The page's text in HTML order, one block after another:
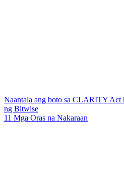
Naantala ang boto sa CLARITY Act
ng Bitwise
11 Mga Oras na Nakaraan